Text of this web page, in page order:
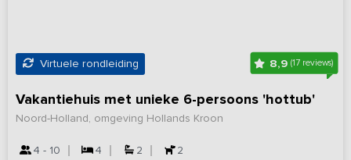
Virtuele rondleiding 8,9(17 reviews)
Vakantiehuis met unieke 6-persoons 'hottub'
Noord-Holland, omgeving Hollands Kroon
4 - 10 4 2 2